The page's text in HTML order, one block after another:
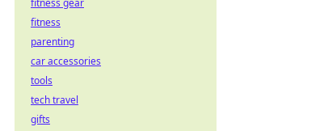
fitness gear
fitness
parenting
car accessories
tools
tech travel
gifts